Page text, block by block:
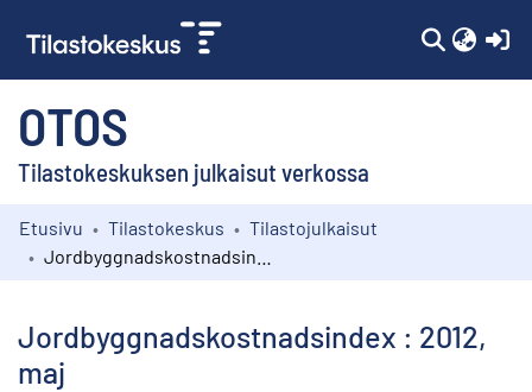
OTOS
Tilastokeskuksen julkaisut verkossa
Kokoelmat
Etusivu Tilastokeskus
Tilastojulkaisut
Jordbyggnadskostnadsindex : 2012,
maj